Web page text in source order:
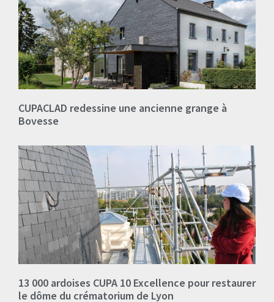
CUPACLAD redessine une ancienne grange à
Bovesse
13 000 ardoises CUPA 10 Excellence pour restaurer
le dôme du crématorium de Lyon